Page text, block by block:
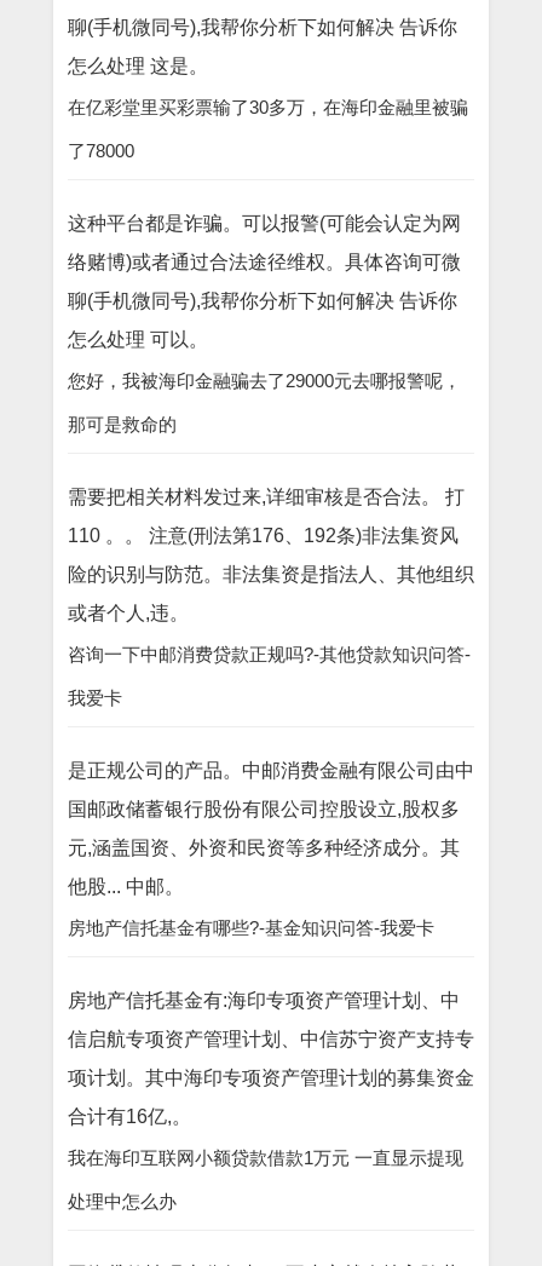
聊(手机微同号),我帮你分析下如何解决 告诉你
怎么处理 这是。
在亿彩堂里买彩票输了30多万，在海印金融里被骗
了78000
这种平台都是诈骗。可以报警(可能会认定为网
络赌博)或者通过合法途径维权。具体咨询可微
聊(手机微同号),我帮你分析下如何解决 告诉你
怎么处理 可以。
您好，我被海印金融骗去了29000元去哪报警呢，
那可是救命的
需要把相关材料发过来,详细审核是否合法。 打
110 。。 注意(刑法第176、192条)非法集资风
险的识别与防范。非法集资是指法人、其他组织
或者个人,违。
咨询一下中邮消费贷款正规吗?-其他贷款知识问答-
我爱卡
是正规公司的产品。中邮消费金融有限公司由中
国邮政储蓄银行股份有限公司控股设立,股权多
元,涵盖国资、外资和民资等多种经济成分。其
他股... 中邮。
房地产信托基金有哪些?-基金知识问答-我爱卡
房地产信托基金有:海印专项资产管理计划、中
信启航专项资产管理计划、中信苏宁资产支持专
项计划。其中海印专项资产管理计划的募集资金
合计有16亿,。
我在海印互联网小额贷款借款1万元 一直显示提现
处理中怎么办